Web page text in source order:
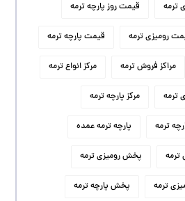
ترمه قیمت روز پارچه ترمه
رومیزی ترمه قیمت پارچه ترمه
مراکز فروش ترمه مرکز انواع ترمه
ترمه مرکز پارچه ترمه
ترمه پارچه ترمه عمده
پخش رومیزی ترمه
ترمه پخش پارچه ترمه